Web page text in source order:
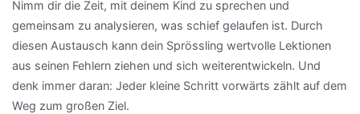
Nimm dir die Zeit, mit deinem Kind zu sprechen und
gemeinsam zu analysieren, was schief gelaufen ist. Durch
diesen Austausch kann dein Sprössling wertvolle Lektionen
aus seinen Fehlern ziehen und sich weiterentwickeln. Und
denk immer daran: Jeder kleine Schritt vorwärts zählt auf dem
Weg zum großen Ziel.